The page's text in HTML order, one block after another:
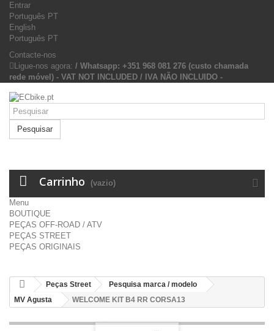
Entrar
Português PT
English
Português PT
Contacte-nos
Ligue-nos agora: / Whatsapp: +351 968 081 276 (custo chamada
rede móvel) - VAT NOT INCLUDED / IVA NÃO INCLUIDO -
Pesquisar
Carrinho (vazio)
Menu
BOUTIQUE
PEÇAS OFF-ROAD / ATV
PEÇAS STREET
PEÇAS ORIGINAIS
Peças Street
Pesquisa marca / modelo
MV Agusta
WELCOME KIT B4 RR CORSA13